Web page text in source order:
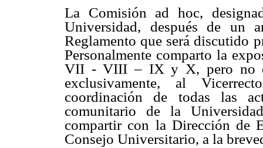
La Comisión ad hoc,
Universidad, después de un
Reglamento que será discutido
Personalmente comparto la
VII - VIII – IX y X, pero no
exclusivamente, al
coordinación de todas las
comunitario de la
compartir con la Dirección de
Consejo Universitario, a la